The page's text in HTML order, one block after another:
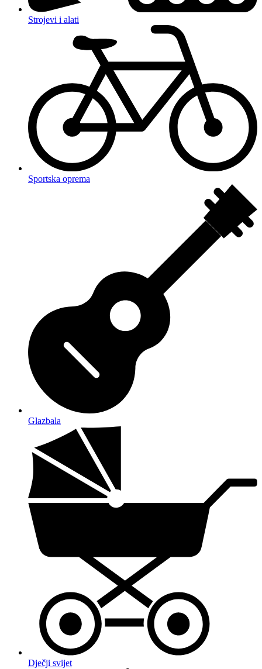
Strojevi i alati
Sportska oprema
Glazbala
Dječji svijet